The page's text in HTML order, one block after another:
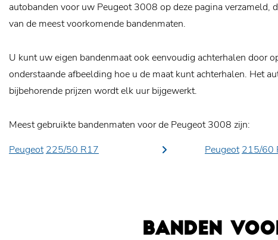
autobanden voor uw Peugeot 3008 op deze pagina verzameld,
van de meest voorkomende bandenmaten.
U kunt uw eigen bandenmaat ook eenvoudig achterhalen door
onderstaande afbeelding hoe u de maat kunt achterhalen. Het
bijbehorende prijzen wordt elk uur bijgewerkt.
Meest gebruikte bandenmaten voor de Peugeot 3008 zijn:
Peugeot 225/50 R17 Peugeot 215/60
BANDEN